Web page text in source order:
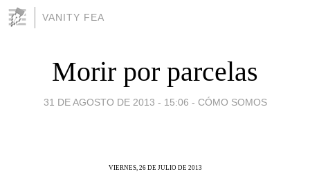
VANITY FEA
Morir por parcelas
31 DE AGOSTO DE 2013 - 15:06 - CÓMO SOMOS
VIERNES, 26 DE JULIO DE 2013